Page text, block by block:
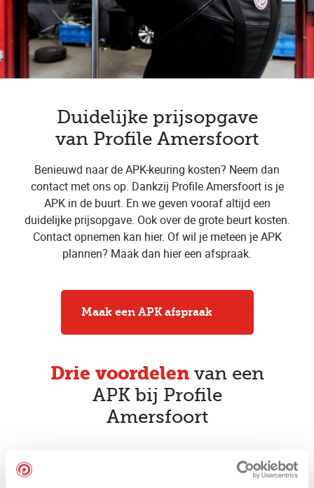
Duidelijke prijsopgave
van Profile Amersfoort
Benieuwd naar de APK-keuring kosten? Neem dan
contact met ons op. Dankzij Profile Amersfoort is je
APK in de buurt. En we geven vooraf altijd een
duidelijke prijsopgave. Ook over de grote beurt kosten.
Contact opnemen kan hier. Of wil je meteen je APK
plannen? Maak dan hier een afspraak.
Maak een APK afspraak
Drie voordelen van een
APK bij Profile
Amersfoort
Vakkundige APK keurmeesters